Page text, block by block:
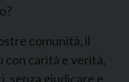
comunità, il
con carità e verità,
senza giudicare e,